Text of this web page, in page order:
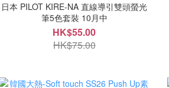
日本 PILOT KIRE-NA 直線導引雙頭螢光
筆5色套裝 10月中
HK$55.00
HK$75.00